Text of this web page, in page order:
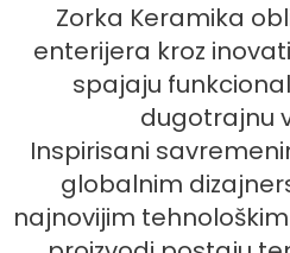
Zorka Keramika
enterijera kroz
spajaju
dugotrajnu
Inspirisani
globalnim
najnovijim